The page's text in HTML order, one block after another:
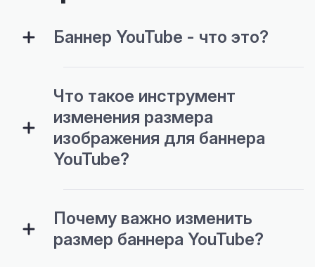
Баннер YouTube - что это?
Что такое инструмент
изменения размера
изображения для баннера
YouTube?
Почему важно изменить
размер баннера YouTube?